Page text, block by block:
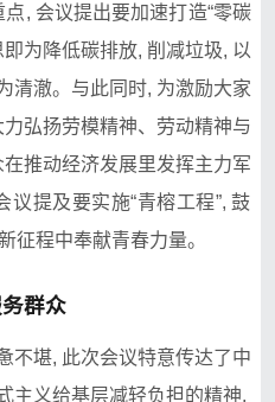
, 会议提出要加‌速打造“​零‌碳
即为降低碳排放, 削减垃圾, 以
清澈。与此同时, 为激‌励大​家
弘扬劳模⁠精神、劳动精神与
推动‌经济发展里⁠发⁠挥主力军
提及要‍实施“青榕工程”⁠, 鼓
征程中奉献青春力量。​
群众
不堪, 此次会议特意传达了中
主义给基层减‌轻负‍担的精神‍,